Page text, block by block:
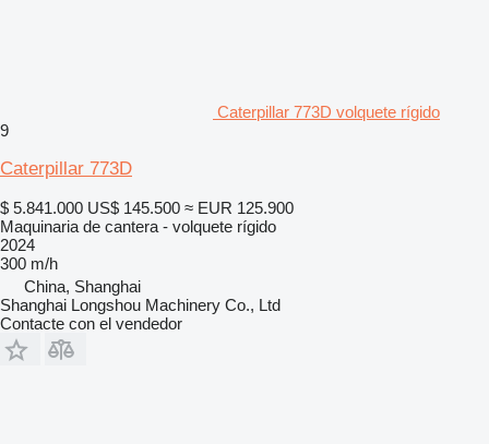
Caterpillar 773D volquete rígido
9
Caterpillar 773D
$ 5.841.000 US$ 145.500 ≈ EUR 125.900
Maquinaria de cantera - volquete rígido
2024
300 m/h
China, Shanghai
Shanghai Longshou Machinery Co., Ltd
Contacte con el vendedor